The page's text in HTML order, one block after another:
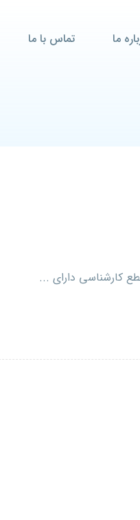
ما تماس با ما
کارشناسی دارای ...